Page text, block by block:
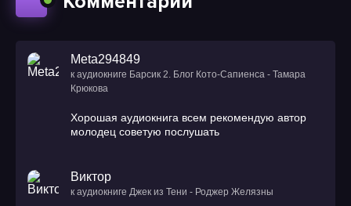
Meta294849
к аудиокниге Барсик 2. Блог Кото-Сапиенса - Тамара
Крюкова
Хорошая аудиокнига всем рекомендую автор
молодец советую послушать
Виктор
к аудиокниге Джек из Тени - Роджер Желязны